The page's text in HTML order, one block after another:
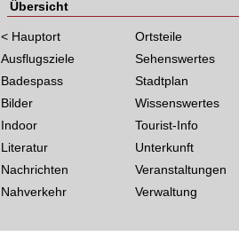
Übersicht
< Hauptort
Ausflugsziele
Badespass
Bilder
Indoor
Literatur
Nachrichten
Nahverkehr
Ortsteile
Sehenswertes
Stadtplan
Wissenswertes
Tourist-Info
Unterkunft
Veranstaltungen
Verwaltung